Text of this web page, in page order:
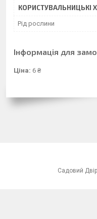
КОРИСТУВАЛЬНИЦЬКІ
Рід рослини
Інформація для
Ціна: 6 ₴